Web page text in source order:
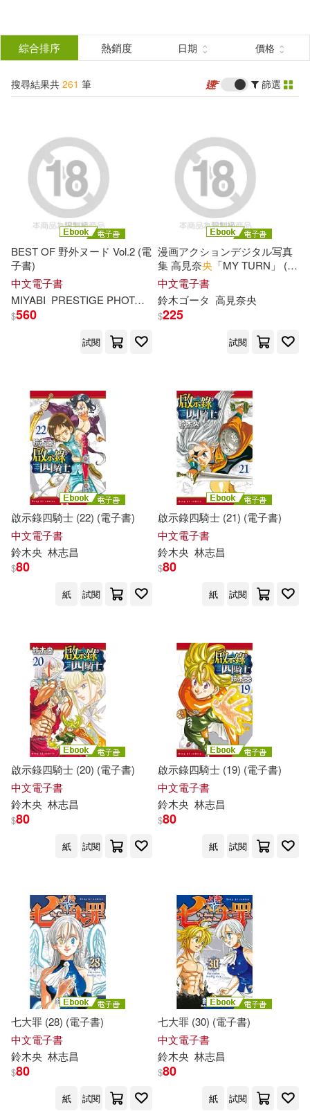
結
分類 (單選)
所有商品(261) 圖書(151)
雜誌(20)
作者 (可複選)
鈴木 央(6)
坂元千笑(4) 小野大空(4)
小野 大空(2)
野助博 編著(1)
MIYABI(1)
PRESTIGE PHOTOGENICS(1)
るるちゃ(1)
プレステージ出版(写真集)(1)
三岳ゆうな(1) 八掛うみ(1)
南梨央奈(1) 唯月優花(1)
小梅えな(1) 岩佐まもる(1)
桜井千春(1) 森日向子(1)
永瀬みなも(1) 涼森れむ(1)
百永さりな(1) 笹倉杏(1)
野々浦暖(1) 鈴木ゴータ(1)
鈴木真夕(1) 長瀬麻美(1)
高見奈央(1)
展開
出版社 (可複選)
東立(166)
青文(24)
集英社(5) PRESTIGE(1)
北京大學出版社(1)
配送方式 (可複選)
可超商取貨(171)
可海外宅配(171)
可港澳店取(170)
可新加坡店取(170)
電子書 (可複選)
適合手機平板閱讀(12)
適合平板閱讀(78)
(可複選)
綜合排序 熱銷度 日期 價格
搜尋結果共 261 筆 篩選
BEST OF 野外ヌード Vol.2 (電
子書)
中文電子書
MIYABI PRESTIGE PHOTOGENICS プレステージ出版(写真集)
$560
試閱
漫画アクションデジタル写真
集 高見奈央 「MY TURN」 (電
子書)
中文電子書
鈴木ゴータ 高見奈央
$225
試閱
啟示錄四騎士 (22) (電子書)
中文電子書
鈴木央 林志昌
$80
紙 試閱
啟示錄四騎士 (21) (電子書)
中文電子書
鈴木央 林志昌
$80
紙 試閱
啟示錄四騎士 (20) (電子書)
中文電子書
鈴木央 林志昌
$80
紙 試閱
啟示錄四騎士 (19) (電子書)
中文電子書
鈴木央 林志昌
$80
紙 試閱
七大罪 (28) (電子書)
中文電子書
鈴木央 林志昌
$80
紙 試閱
七大罪 (30) (電子書)
中文電子書
鈴木央 林志昌
$80
紙 試閱